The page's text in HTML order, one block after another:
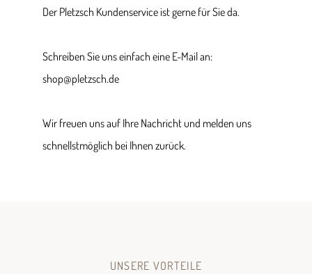
Der Pletzsch Kundenservice ist gerne für Sie da.
Schreiben Sie uns einfach eine E-Mail an:
shop@pletzsch.de
Wir freuen uns auf Ihre Nachricht und melden uns
schnellstmöglich bei Ihnen zurück.
UNSERE VORTEILE